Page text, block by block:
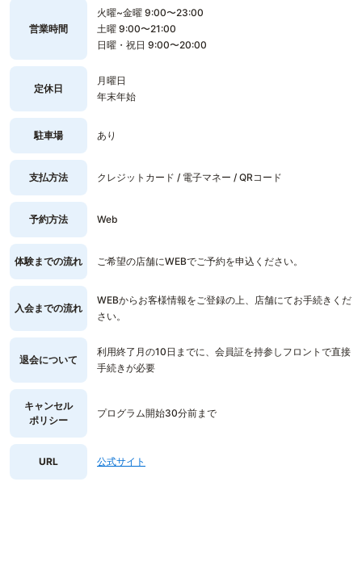
営業時間
火曜~金曜 9:00〜23:00
土曜 9:00〜21:00
日曜・祝日 9:00〜20:00
定休日
月曜日
年末年始
駐車場 あり
支払方法 クレジットカード / 電子マネー / QRコード
予約方法 Web
体験までの流れ ご希望の店舗にWEBでご予約を申込ください。
入会までの流れ
WEBからお客様情報をご登録の上、店舗にてお手続きくだ
さい。
退会について
利用終了月の10日までに、会員証を持参しフロントで直接
手続きが必要
キャンセル
ポリシー
プログラム開始30分前まで
URL 公式サイト